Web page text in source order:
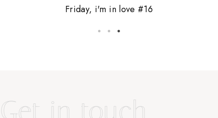
vale tudo.
5 coisas que odeio
Friday, i'm in love #16
Get in touch